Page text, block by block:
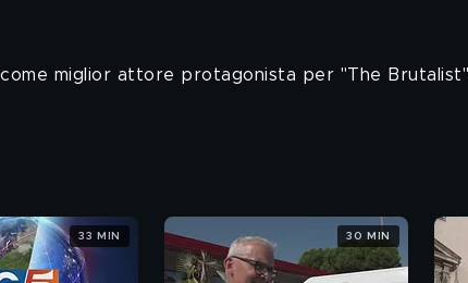
miglior attore protagonista per "The
33 MIN 30 MIN